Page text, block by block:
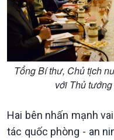
Tổng Bí thư, Chủ tịch
với Thủ
Hai bên nhấn mạnh
tác quốc phòng - an